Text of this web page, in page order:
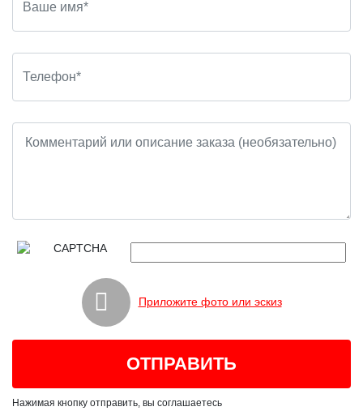
Приложите фото или эскиз
Нажимая кнопку отправить, вы соглашаетесь